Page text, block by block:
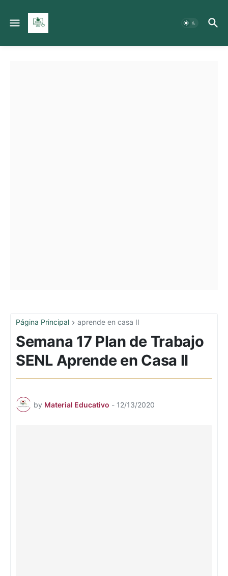
Página Principal aprende en casa II
Semana 17 Plan de Trabajo
SENL Aprende en Casa II
by Material Educativo - 12/13/2020